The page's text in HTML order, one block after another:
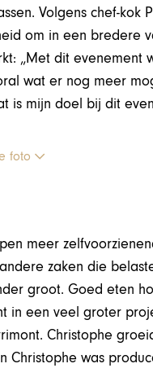
Volgens chef-kok
om in een bredere
„Met dit evenement
wat er nog meer
is mijn doel bij dit
foto
meer
zaken die
groot. Goed eten
in een veel groter
Christophe
Christophe was